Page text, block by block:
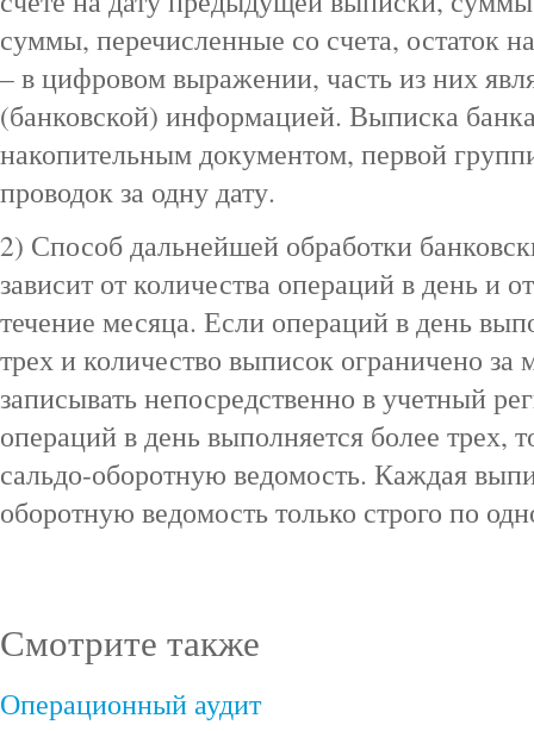
суммы, перечисленные со счета, остаток
– в цифровом выражении, часть из них
(банковской) информацией. Выписка
накопительным документом, первой
проводок за одну дату.
2) Способ дальнейшей обработки
зависит от количества операций в день и
течение месяца. Если операций в день
трех и количество выписок ограничено
записывать непосредственно в учетный
операций в день выполняется более трех,
сальдо-оборотную ведомость. Каждая
оборотную ведомость только строго по
Смотрите также
Операционный аудит